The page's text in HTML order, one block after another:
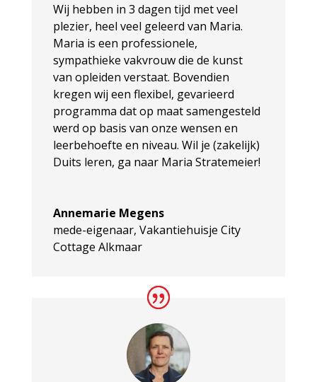
Wij hebben in 3 dagen tijd met veel
plezier, heel veel geleerd van Maria.
Maria is een professionele,
sympathieke vakvrouw die de kunst
van opleiden verstaat. Bovendien
kregen wij een flexibel, gevarieerd
programma dat op maat samengesteld
werd op basis van onze wensen en
leerbehoefte en niveau. Wil je (zakelijk)
Duits leren, ga naar Maria Stratemeier!
Annemarie Megens
mede-eigenaar, Vakantiehuisje City
Cottage Alkmaar